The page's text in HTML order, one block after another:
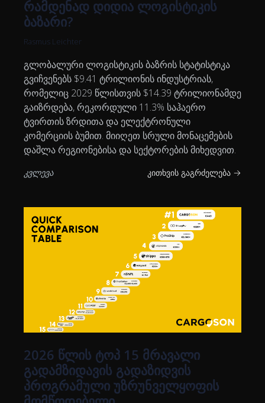
რამდენად დიდია ლოგისტიკის
ბაზარი?
Rasmus Leichter
გლობალური ლოგისტიკის ბაზრის სტატისტიკა
გვიჩვენებს $9.41 ტრილიონის ინდუსტრიას,
რომელიც 2029 წლისთვის $14.39 ტრილიონამდე
გაიზრდება, რეკორდული 11.3% საჰაერო
ტვირთის ზრდითა და ელექტრონული
კომერციის ბუმით. მიიღეთ სრული მონაცემების
დაშლა რეგიონებისა და სექტორების მიხედვით.
კვლევა კითხვის გაგრძელება →
2026 წლის ტოპ 15 მრავალი
გადამზიდავის გადაზიდვის
პროგრამული უზრუნველყოფის